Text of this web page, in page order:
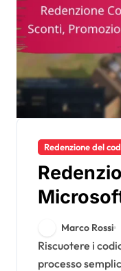
Redenzione del
Guide
Marco Rossi
Riscuotere i codici Xbox nel Microsoft Store è un
processo